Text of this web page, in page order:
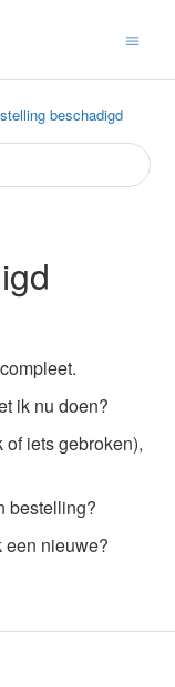
beschadigd
ik nu doen?
iets gebroken),
bestelling?
een nieuwe?